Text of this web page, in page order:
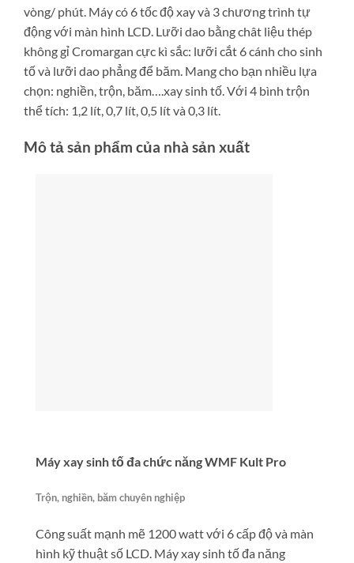
vòng/ phút. Máy có 6 tốc độ xay và 3 chương trình tự
động với màn hình LCD. Lưỡi dao bằng chât liệu thép
không gỉ Cromargan cực kì sắc: lưỡi cắt 6 cánh cho sinh
tố và lưỡi dao phẳng để băm. Mang cho bạn nhiều lựa
chọn: nghiền, trộn, băm….xay sinh tố. Với 4 bình trộn
thể tích: 1,2 lít, 0,7 lít, 0,5 lít và 0,3 lít.
Mô tả sản phẩm của nhà sản xuất
Máy xay sinh tố đa chức năng WMF Kult Pro
Trộn, nghiền, băm chuyên nghiệp
Công suất mạnh mẽ 1200 watt với 6 cấp độ và màn
hình kỹ thuật số LCD. Máy xay sinh tố đa năng